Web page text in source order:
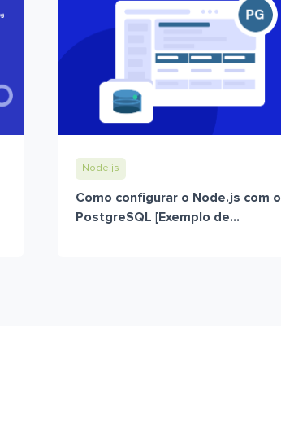
Node.js
Como configurar o Node.js com o
PostgreSQL [Exemplo de...